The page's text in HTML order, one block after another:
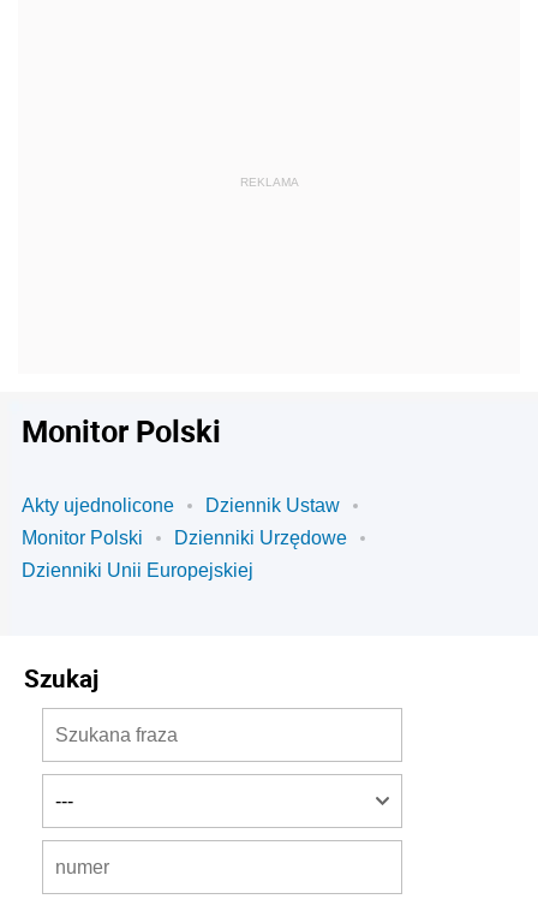
Monitor Polski
Akty ujednolicone
Dziennik Ustaw
Monitor Polski
Dzienniki Urzędowe
Dzienniki Unii Europejskiej
Szukaj